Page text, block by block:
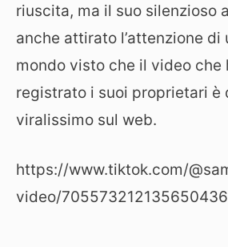
riuscita, ma il suo silenzioso
anche attirato l’attenzione
mondo visto che il video che
registrato i suoi proprietari è
viralissimo sul web.
https://www.tiktok.com/
video/